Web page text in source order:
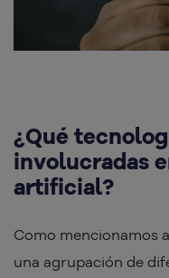
¿Qué
involucradas
artificial?
Como mencionamos
una agrupación de